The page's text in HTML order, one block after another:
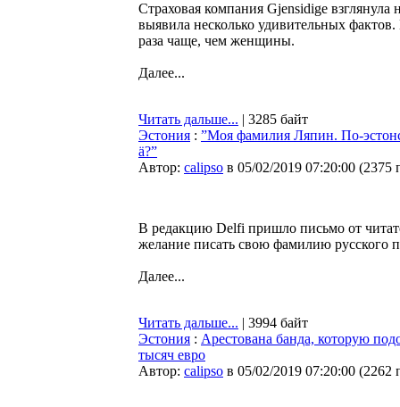
Страховая компания Gjensidige
выявила несколько удивительных
раза чаще, чем женщины.
Далее...
Читать дальше... | 3285 байт
Эстония : ”Моя фамилия Ляпин. По-
ä?”
Автор: calipso в 05/02/2019 07:20:00 (2375
В редакцию Delfi пришло письмо от
желание писать свою фамилию русского
Далее...
Читать дальше... | 3994 байт
Эстония : Арестована банда, которую
тысяч евро
Автор: calipso в 05/02/2019 07:20:00 (2262